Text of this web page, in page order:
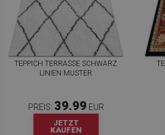
TEPPICH TERRASSE SCHWARZ
LINIEN MUSTER
PREIS: 39.99 EUR
JETZT
KAUFEN